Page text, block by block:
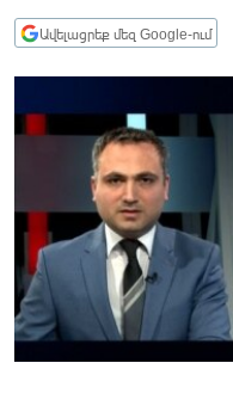
ՊԱՏԵՐԱԶՄԻ 6
ՏԱՐԱԾԱՇՐՋԱՆ
ՄԻՋԱԶԳԱՅԻՆ
ՄՇԱԿՈՒՅԹ
ՄԵԿՆԱԲԱՆՈՒԹՅՈՒՆ
ՏՏ ԵՒ ԻՆՏԵՐՆԵՏ
ԿՈՐՈՆԱՎԻՐՈՒՍ
Ավելացրեք մեզ Google-ում